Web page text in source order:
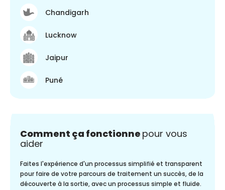
Chandigarh
Lucknow
Jaipur
Puné
Comment ça fonctionne pour vous
aider
Faites l'expérience d'un processus simplifié et transparent
pour faire de votre parcours de traitement un succès, de la
découverte à la sortie, avec un processus simple et fluide.